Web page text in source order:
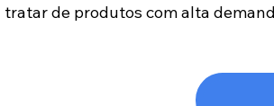
tratar de produtos com alta